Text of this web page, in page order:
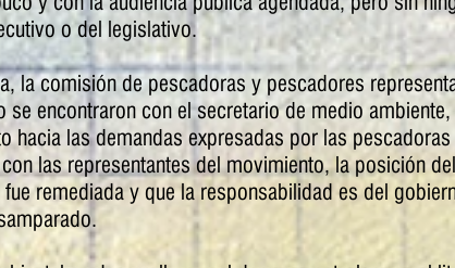
o del legislativo.
la comisión de pescadoras y pescadores
se encontraron con el secretario de medio
hacia las demandas expresadas por las
las representantes del movimiento, la posición
remediada y que la responsabilidad es del